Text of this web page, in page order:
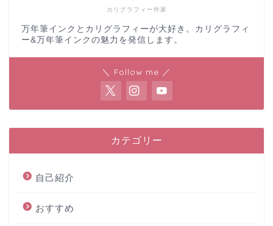
カリグラフィー作家
万年筆インクとカリグラフィーが大好き。カリグラフィ
ー&万年筆インクの魅力を発信します。
＼ Follow me ／
カテゴリー
自己紹介
おすすめ